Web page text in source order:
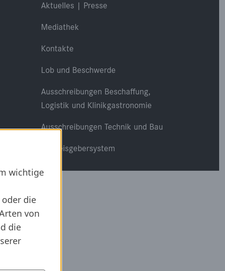
wichtige
die
von
die
Aktuelles | Presse
Mediathek
Kontakte
Lob und Beschwerde
Ausschreibungen Beschaffung,
Logistik und Klinikgastronomie
Ausschreibungen Technik und Bau
Hinweisgebersystem